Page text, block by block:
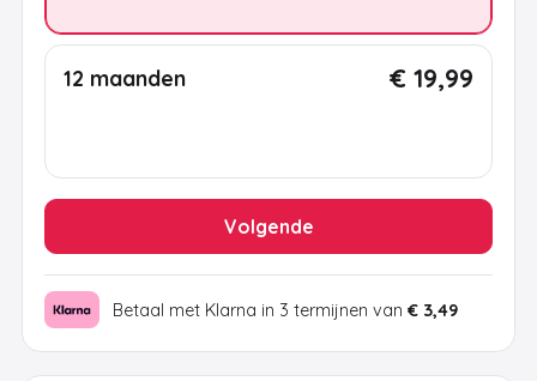
12 maanden € 19,99
Volgende
Betaal met Klarna in 3 termijnen van € 3,49